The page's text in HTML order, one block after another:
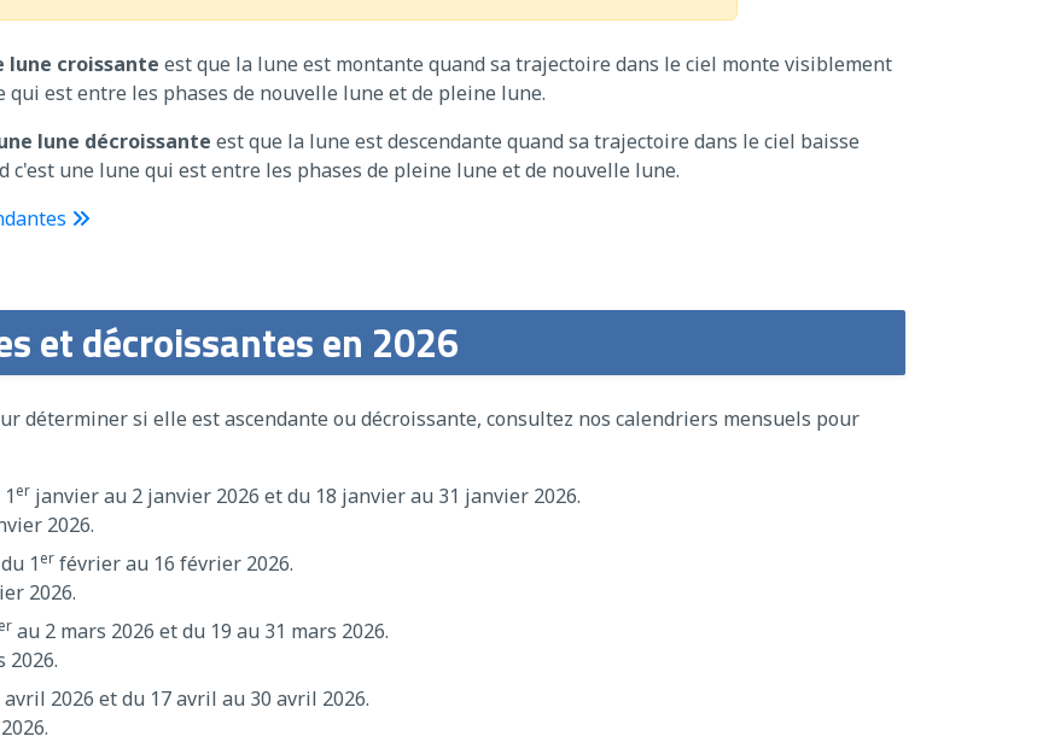
lune croissante est que la lune est montante quand sa trajectoire dans le ciel monte visiblement
est entre les phases de nouvelle lune et de pleine lune.
lune décroissante est que la lune est descendante quand sa trajectoire dans le ciel baisse
une lune qui est entre les phases de pleine lune et de nouvelle lune.
et décroissantes en 2026
déterminer si elle est ascendante ou décroissante, consultez nos calendriers mensuels pour
er janvier au 2 janvier 2026 et du 18 janvier au 31 janvier 2026.
2026.
du 1er février au 16 février 2026.
2026.
er au 2 mars 2026 et du 19 au 31 mars 2026.
2026.
avril 2026 et du 17 avril au 30 avril 2026.